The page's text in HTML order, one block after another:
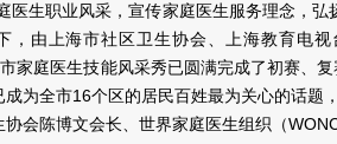
医生职业风采，宣传家庭医生服务理念，
，由上海市社区卫生协会、上海教育电
家庭医生技能风采秀已圆满完成了初赛、
成为全市16个区的居民百姓最为关心的话题
协会陈博文会长、世界家庭医生组织（